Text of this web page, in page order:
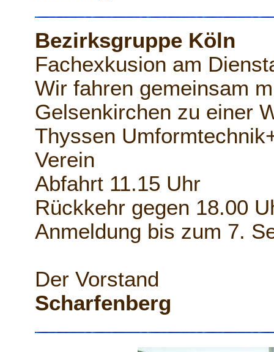
Bezirksgruppe Köln
Fachexkusion am
Wir fahren gemeinsam
Gelsenkirchen zu einer
Thyssen
Verein
Abfahrt 11.15 Uhr
Rückkehr gegen 18.00
Anmeldung bis zum 7.
Der Vorstand
Scharfenberg